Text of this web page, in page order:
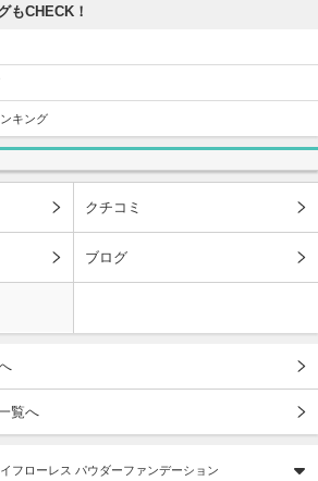
もCHECK！
キング
クチコミ
ブログ
覧へ
フローレス パウダーファンデーション